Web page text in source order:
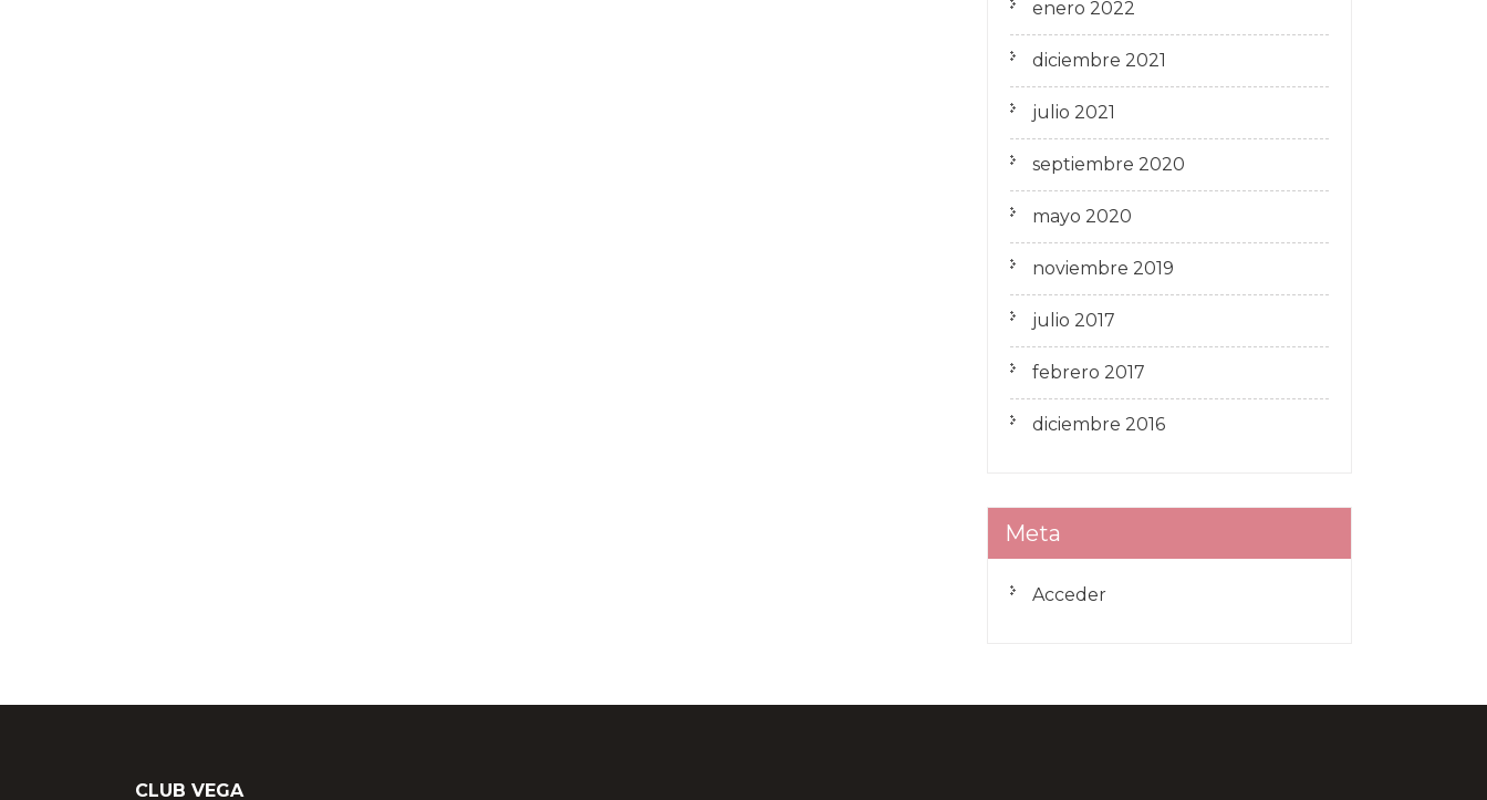
enero 2022
diciembre 2021
julio 2021
septiembre 2020
mayo 2020
noviembre 2019
julio 2017
febrero 2017
diciembre 2016
Meta
Acceder
CLUB VEGA